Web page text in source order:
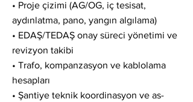
• Proje çizimi (AG/OG, iç tesisat,
aydınlatma, pano, yangın algılama)
• EDAŞ/TEDAŞ onay süreci yönetimi ve
revizyon takibi
• Trafo, kompanzasyon ve kablolama
hesapları
• Şantiye teknik koordinasyon ve as-